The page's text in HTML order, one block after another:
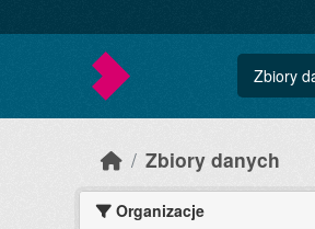
Zbiory
Zbiory danych
Organizacje